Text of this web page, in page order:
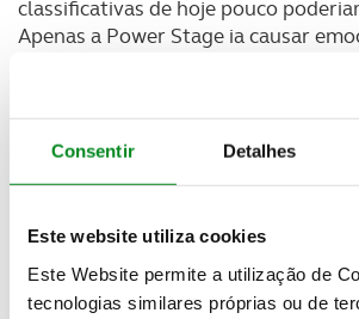
Consentir Detalhes
Este website utiliza cookies
Este Website permite a utilização de
tecnologias similares próprias ou de
classificativas de hoje pouco
Apenas a Power Stage ia causar
Ogier e Neuville a tentarem
precisamente os 3 candidatos ao
os 3 mais rápidos no derradeiro
mais rápido na Power Stage, seguido